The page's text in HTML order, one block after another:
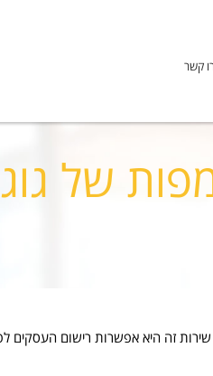
קשר
של
זה היא אפשרות רישום העסקים